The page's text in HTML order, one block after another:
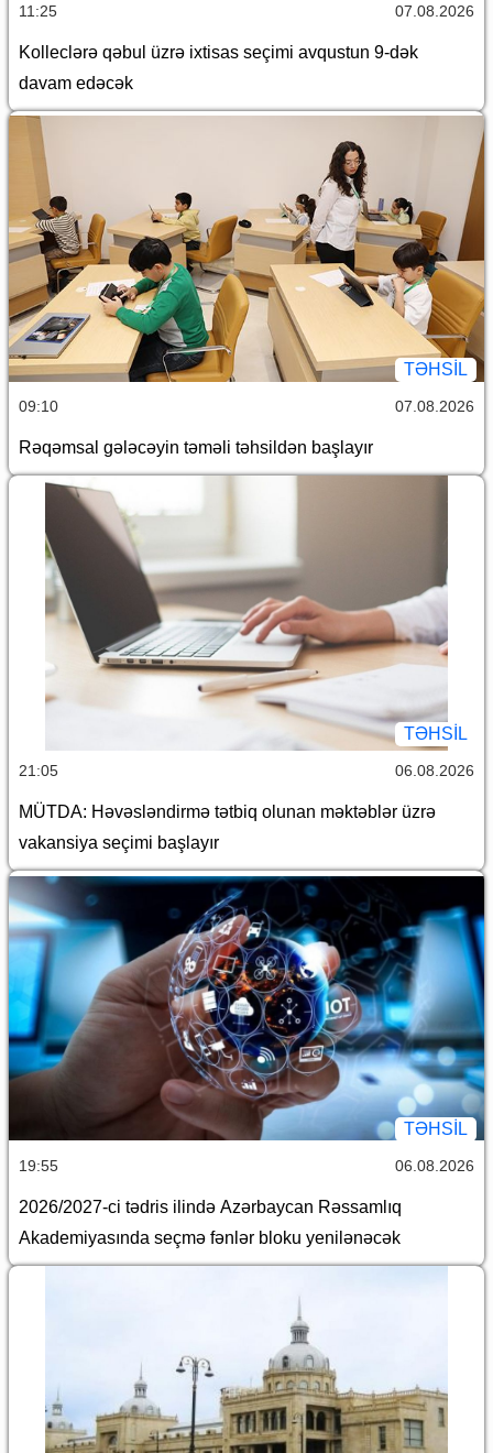
11:25 07.08.2026
Kolleclərə qəbul üzrə ixtisas seçimi avqustun 9-dək
davam edəcək
TƏHSIL
09:10 07.08.2026
Rəqəmsal gələcəyin təməli təhsildən başlayır
TƏHSIL
21:05 06.08.2026
MÜTDA: Həvəsləndirmə tətbiq olunan məktəblər üzrə
vakansiya seçimi başlayır
TƏHSIL
19:55 06.08.2026
2026/2027-ci tədris ilində Azərbaycan Rəssamlıq
Akademiyasında seçmə fənlər bloku yenilənəcək